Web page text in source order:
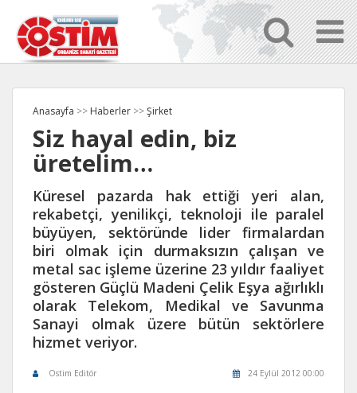
Anasayfa >> Haberler >>Şirket
Siz hayal edin, biz
üretelim…
Küresel pazarda hak ettiği yeri alan,
rekabetçi, yenilikçi, teknoloji ile paralel
büyüyen, sektöründe lider firmalardan
biri olmak için durmaksızın çalışan ve
metal sac işleme üzerine 23 yıldır faaliyet
gösteren Güçlü Madeni Çelik Eşya ağırlıklı
olarak Telekom, Medikal ve Savunma
Sanayi olmak üzere bütün sektörlere
hizmet veriyor.
Ostim Editör 24 Eylül 2012 00:00